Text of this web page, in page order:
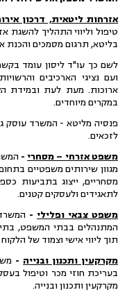
אזרחות ליטאית, דרכון
טיפול וליווי התהליך להשגת
בליטא, תרגום מסמכים והכנת
לשם כך עו"ד ליסון עומד
ועם נציגי הארכיבים
ארוכות. מעת לעת ובמידת
במקרים מיוחדים.
פנסיה מליטא - המשרד עוסק
לזכאים.
משפט אזרחי – מסחרי -
מגוון שירותים משפטיים
מסחריים, ייצוג בתביעות
לתאגידים ולעסקים קטנים.
משפט צבאי ופלילי -
המתנהלים בבתי המשפט, בתי
תוך ליווי אישי וצמוד של
מקרקעין ותכנון ובנייה -
בעריכת חוזי מכר וטיפול
מקרקעין ותכנון ובנייה.